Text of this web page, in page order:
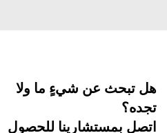
عن شيءٍ ما ولا
بمستشارينا للحصول